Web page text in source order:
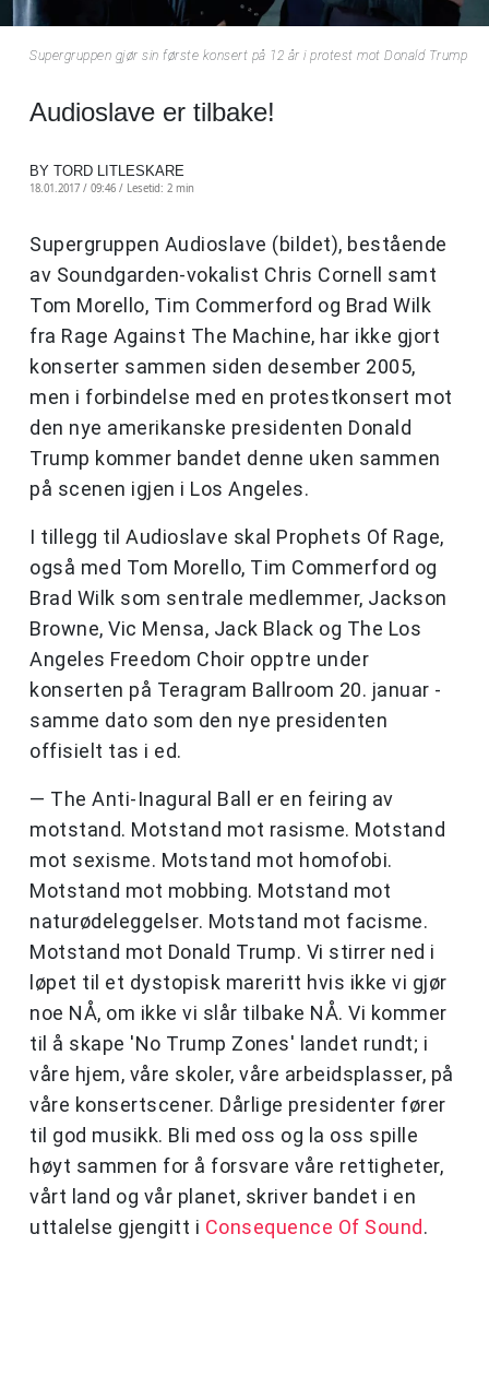
Supergruppen gjør sin første konsert på 12 år i protest mot Donald Trump
Audioslave er tilbake!
BY TORD LITLESKARE
18.01.2017 / 09:46 / Lesetid: 2 min
Supergruppen Audioslave (bildet), bestående
av Soundgarden-vokalist Chris Cornell samt
Tom Morello, Tim Commerford og Brad Wilk
fra Rage Against The Machine, har ikke gjort
konserter sammen siden desember 2005,
men i forbindelse med en protestkonsert mot
den nye amerikanske presidenten Donald
Trump kommer bandet denne uken sammen
på scenen igjen i Los Angeles.
I tillegg til Audioslave skal Prophets Of Rage,
også med Tom Morello, Tim Commerford og
Brad Wilk som sentrale medlemmer, Jackson
Browne, Vic Mensa, Jack Black og The Los
Angeles Freedom Choir opptre under
konserten på Teragram Ballroom 20. januar -
samme dato som den nye presidenten
offisielt tas i ed.
— The Anti-Inagural Ball er en feiring av
motstand. Motstand mot rasisme. Motstand
mot sexisme. Motstand mot homofobi.
Motstand mot mobbing. Motstand mot
naturødeleggelser. Motstand mot facisme.
Motstand mot Donald Trump. Vi stirrer ned i
løpet til et dystopisk mareritt hvis ikke vi gjør
noe NÅ, om ikke vi slår tilbake NÅ. Vi kommer
til å skape 'No Trump Zones' landet rundt; i
våre hjem, våre skoler, våre arbeidsplasser, på
våre konsertscener. Dårlige presidenter fører
til god musikk. Bli med oss og la oss spille
høyt sammen for å forsvare våre rettigheter,
vårt land og vår planet, skriver bandet i en
uttalelse gjengitt i Consequence Of Sound.